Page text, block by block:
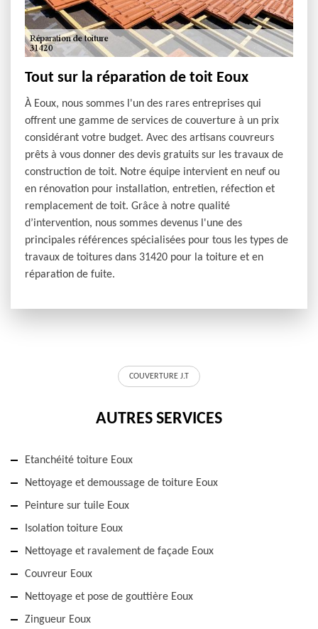
Tout sur la réparation de toit Eoux
À Eoux, nous sommes l'un des rares entreprises qui
offrent une gamme de services de couverture à un prix
considérant votre budget. Avec des artisans couvreurs
prêts à vous donner des devis gratuits sur les travaux de
construction de toit. Notre équipe intervient en neuf ou
en rénovation pour installation, entretien, réfection et
remplacement de toit. Grâce à notre qualité
d’intervention, nous sommes devenus l'une des
principales références spécialisées pour tous les types de
travaux de toitures dans 31420 pour la toiture et en
réparation de fuite.
COUVERTURE J.T
AUTRES SERVICES
Etanchéité toiture Eoux
Nettoyage et demoussage de toiture Eoux
Peinture sur tuile Eoux
Isolation toiture Eoux
Nettoyage et ravalement de façade Eoux
Couvreur Eoux
Nettoyage et pose de gouttière Eoux
Zingueur Eoux